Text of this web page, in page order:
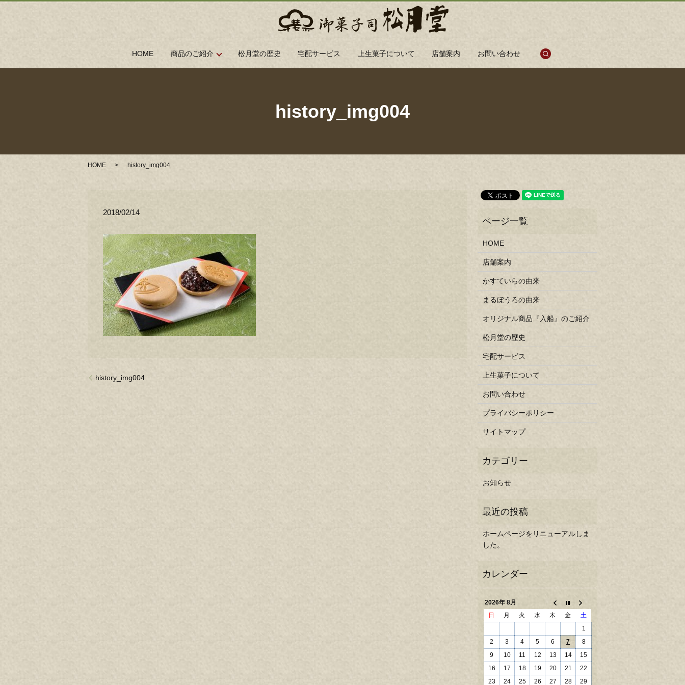
HOME 商品のご紹介 松月堂の歴史 宅配サービス 上生菓子について 店舗案内 お問い合わせ
history_img004
HOME history_img004
2018/02/14
history_img004
HOME
店舗案内
かすていらの由来
まるぼうろの由来
オリジナル商品『入船』のご紹介
松月堂の歴史
宅配サービス
上生菓子について
お問い合わせ
プライバシーポリシー
サイトマップ
お知らせ
ホームページをリニューアルしま
した。
2026年 8月
日
月 火 水 木 金
土
1
2
3 4 5 6 7
8
9
10 11 12 13 14
15
16
17 18 19 20 21
22
23
24 25 26 27 28 29